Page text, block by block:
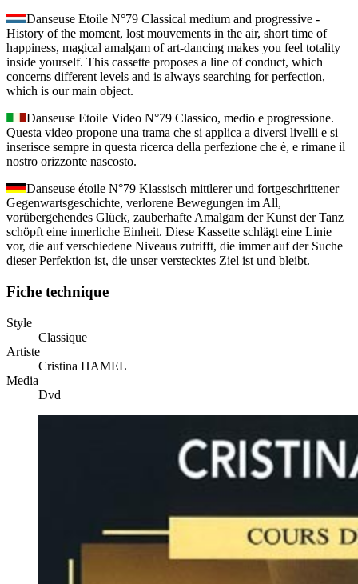
Danseuse Etoile N°79 Classical medium and progressive -
History of the moment, lost mouvements in the air, short time of
happiness, magical amalgam of art-dancing makes you feel totality
inside yourself. This cassette proposes a line of conduct, which
concerns different levels and is always searching for perfection,
which is our main object.
Danseuse Etoile Video N°79 Classico, medio e progressione.
Questa video propone una trama che si applica a diversi livelli e si
inserisce sempre in questa ricerca della perfezione che è, e rimane il
nostro orizzonte nascosto.
Danseuse étoile N°79 Klassisch mittlerer und fortgeschrittener
Gegenwartsgeschichte, verlorene Bewegungen im All,
vorübergehendes Glück, zauberhafte Amalgam der Kunst der Tanz
schöpft eine innerliche Einheit. Diese Kassette schlägt eine Linie
vor, die auf verschiedene Niveaus zutrifft, die immer auf der Suche
dieser Perfektion ist, die unser verstecktes Ziel ist und bleibt.
Fiche technique
Style
Classique
Artiste
Cristina HAMEL
Media
Dvd